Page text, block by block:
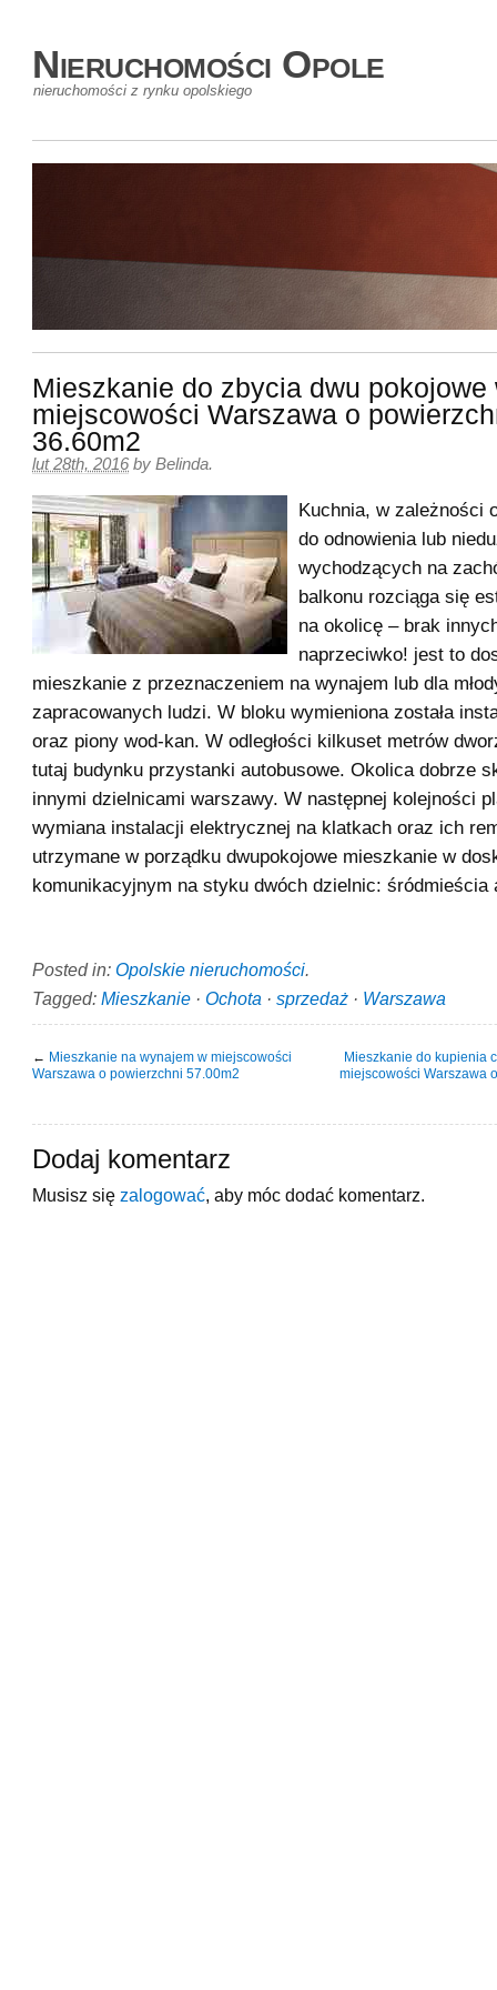
Nieruchomości Opole
nieruchomości z rynku opolskiego
Mieszkanie do zbycia dwu pokojowe
miejscowości Warszawa o
36.60m2
lut 28th, 2016 by Belinda.
Kuchnia, w zależności
do odnowienia lub
wychodzących na
balkonu rozciąga się
na okolicę – brak
naprzeciwko! jest to
mieszkanie z przeznaczeniem na wynajem lub dla
zapracowanych ludzi. W bloku wymieniona została
oraz piony wod-kan. W odległości kilkuset metrów
tutaj budynku przystanki autobusowe. Okolica dobrze
innymi dzielnicami warszawy. W następnej kolejności
wymiana instalacji elektrycznej na klatkach oraz ich
utrzymane w porządku dwupokojowe mieszkanie w
komunikacyjnym na styku dwóch dzielnic: śródmieścia
Posted in: Opolskie nieruchomości.
Tagged: Mieszkanie · Ochota · sprzedaż · Warszawa
← Mieszkanie na wynajem w miejscowości
Warszawa o powierzchni 57.00m2
Mieszkanie do kupienia
miejscowości Warszawa
Dodaj komentarz
Musisz się zalogować , aby móc dodać komentarz.